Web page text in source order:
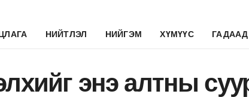
НИЙТЛЭЛ НИЙГЭМ ХҮМҮҮС
энэ алтны